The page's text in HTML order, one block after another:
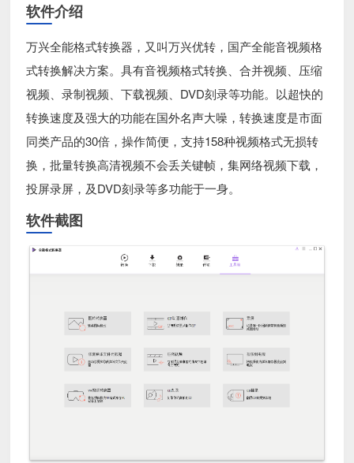
软件介绍
万兴全能格式转换器，又叫万兴优转，国产全能音视频格
式转换解决方案。具有音视频格式转换、合并视频、压缩
视频、录制视频、下载视频、DVD刻录等功能。以超快的
转换速度及强大的功能在国外名声大噪，转换速度是市面
同类产品的30倍，操作简便，支持158种视频格式无损转
换，批量转换高清视频不会丢关键帧，集网络视频下载，
投屏录屏，及DVD刻录等多功能于一身。
软件截图